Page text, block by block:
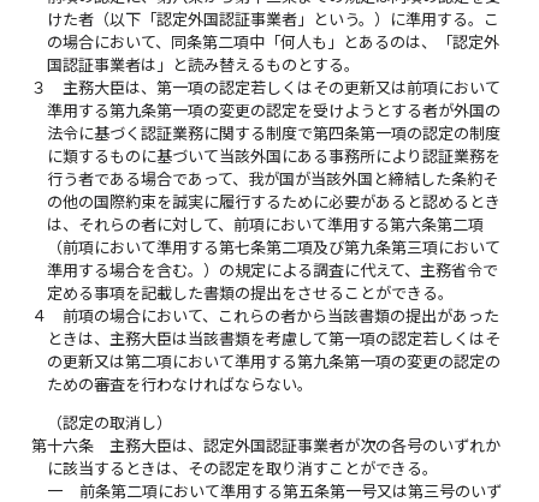
けた者（以下「認定外国認証事業者」という。）に準用する。こ
の場合において、同条第二項中「何人も」とあるのは、「認定外
国認証事業者は」と読み替えるものとする。
３
主務大臣は、第一項の認定若しくはその更新又は前項において
準用する第九条第一項の変更の認定を受けようとする者が外国の
法令に基づく認証業務に関する制度で第四条第一項の認定の制度
に類するものに基づいて当該外国にある事務所により認証業務を
行う者である場合であって、我が国が当該外国と締結した条約そ
の他の国際約束を誠実に履行するために必要があると認めるとき
は、それらの者に対して、前項において準用する第六条第二項
（前項において準用する第七条第二項及び第九条第三項において
準用する場合を含む。）の規定による調査に代えて、主務省令で
定める事項を記載した書類の提出をさせることができる。
４
前項の場合において、これらの者から当該書類の提出があった
ときは、主務大臣は当該書類を考慮して第一項の認定若しくはそ
の更新又は第二項において準用する第九条第一項の変更の認定の
ための審査を行わなければならない。
（認定の取消し）
第十六条
主務大臣は、認定外国認証事業者が次の各号のいずれか
に該当するときは、その認定を取り消すことができる。
一
前条第二項において準用する第五条第一号又は第三号のいず